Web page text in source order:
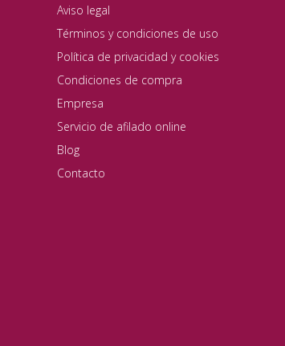
Aviso legal
Términos y condiciones de uso
Política de privacidad y cookies
Condiciones de compra
Empresa
Servicio de afilado online
Blog
Contacto